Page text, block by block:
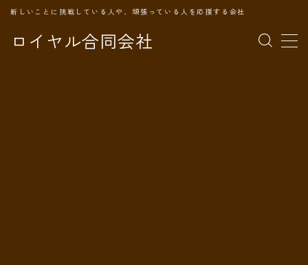
ロイヤル合同会社
新しいことに挑戦している人や、頑張っている人を応援する会社
MENU